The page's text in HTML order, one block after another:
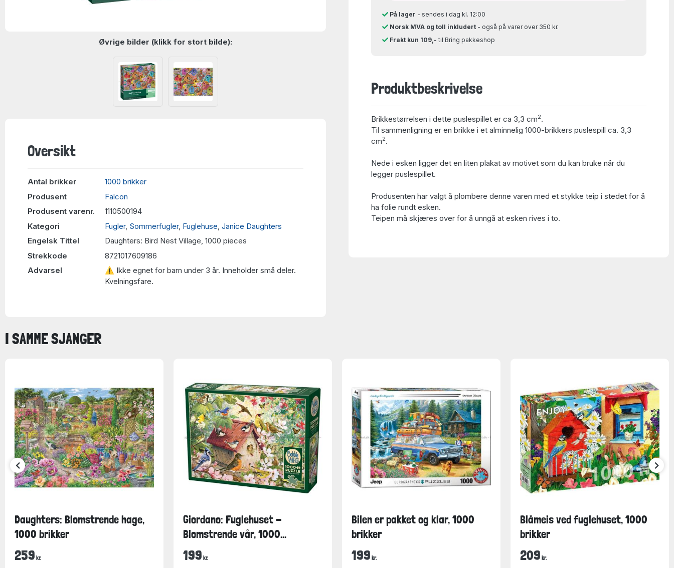
Øvrige bilder (klikk for stort bilde):
Oversikt
Antal brikker
1000 brikker
Produsent
Falcon
Produsent varenr.
1110500194
Kategori
Fugler, Sommerfugler, Fuglehuse Janice Daughters
Engelsk Tittel
Daughters: Bird Nest Village, 1000 pieces
Strekkode
8721017609186
Advarsel
⚠ Ikke egnet for barn under 3 år. Inneholder små deler.
Kvelningsfare.
På lager - sendes i dag kl. 12:00
Norsk MVA og toll inkludert - også på varer over 350 kr.
Frakt kun 109,- til Bring pakkeshop
Produktbeskrivelse
Brikkestørrelsen i dette puslespillet er ca 3,3 cm2.
Til sammenligning er en brikke i et alminnelig 1000-brikkers puslespill ca. 3,3
cm2.
Nede i esken ligger det en liten plakat av motivet som du kan bruke når du
legger puslespillet.
Produsenten har valgt å plombere denne varen med et stykke teip i stedet for å
ha folie rundt esken.
Teipen må skjæres over for å unngå at esken rives i to.
I SAMME SJANGER
Daughters: Blomstrende hage,
1000 brikker
259 kr.
Giordano: Fuglehuset -
Blomstrende vår, 1000...
199 kr.
Bilen er pakket og klar, 1000
brikker
199 kr.
Blåmeis ved fuglehuset, 1000
brikker
209 kr.